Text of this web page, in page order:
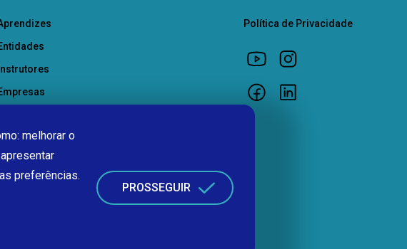
Instrutores
Política de Privacidade
melhorar o
preferências.
PROSSEGUIR